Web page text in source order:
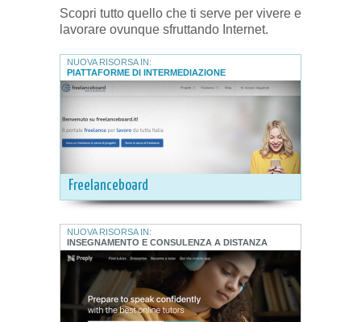
Scopri tutto quello che ti serve per vivere e
lavorare ovunque sfruttando Internet.
Freelanceboard
NUOVA RISORSA IN:
PIATTAFORME DI INTERMEDIAZIONE
NUOVA RISORSA IN:
INSEGNAMENTO E CONSULENZA A DISTANZA